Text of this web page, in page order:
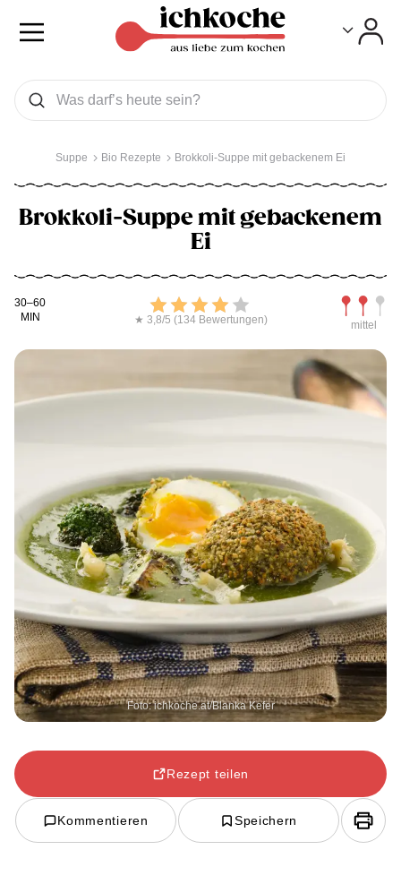
Was wollen Sie suchen
Suchen
Suppe Bio Rezepte Brokkoli-Suppe mit gebackenem Ei
Brokkoli-Suppe mit gebackenem
Ei
Kochdauer
30–60
MIN
Bewerten
★ 3,8/5 (134 Bewertungen) mittel
Foto: ichkoche.at/Blanka Kefer
Rezept teilen
Kommentieren Speichern